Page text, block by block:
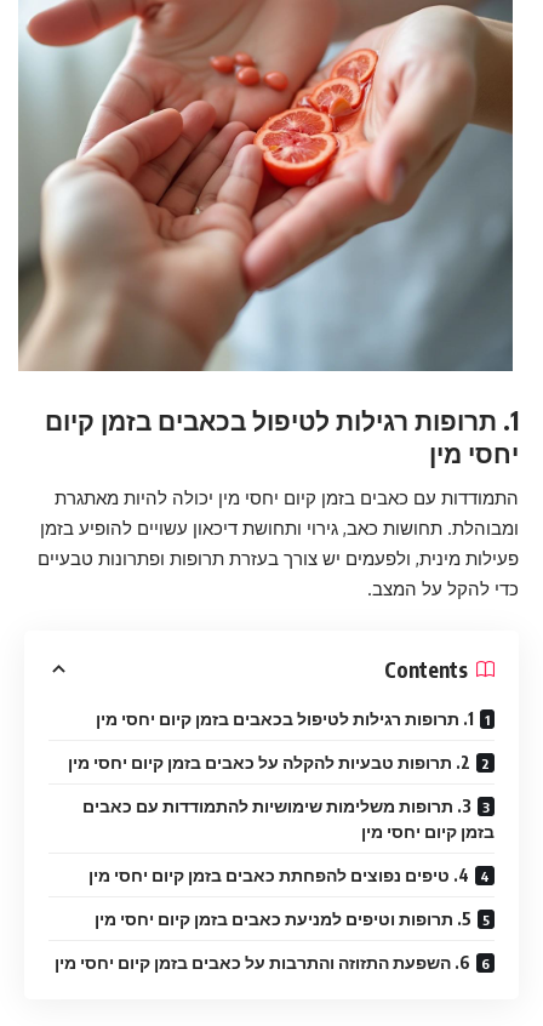
1. תרופות רגילות לטיפול בכאבים בזמן קיום
יחסי מין
התמודדות עם כאבים בזמן קיום יחסי מין יכולה להיות מאתגרת
ומבוהלת. תחושות כאב, גירוי ותחושת דיכאון עשויים להופיע בזמן
פעילות מינית, ולפעמים יש צורך בעזרת תרופות ופתרונות טבעיים
כדי להקל על המצב.
Contents
1. תרופות רגילות לטיפול בכאבים בזמן קיום יחסי מין
2. תרופות טבעיות להקלה על כאבים בזמן קיום יחסי מין
3. תרופות משלימות שימושיות להתמודדות עם כאבים
בזמן קיום יחסי מין
4. טיפים נפוצים להפחתת כאבים בזמן קיום יחסי מין
5. תרופות וטיפים למניעת כאבים בזמן קיום יחסי מין
6. השפעת התזוזה והתרבות על כאבים בזמן קיום יחסי מין